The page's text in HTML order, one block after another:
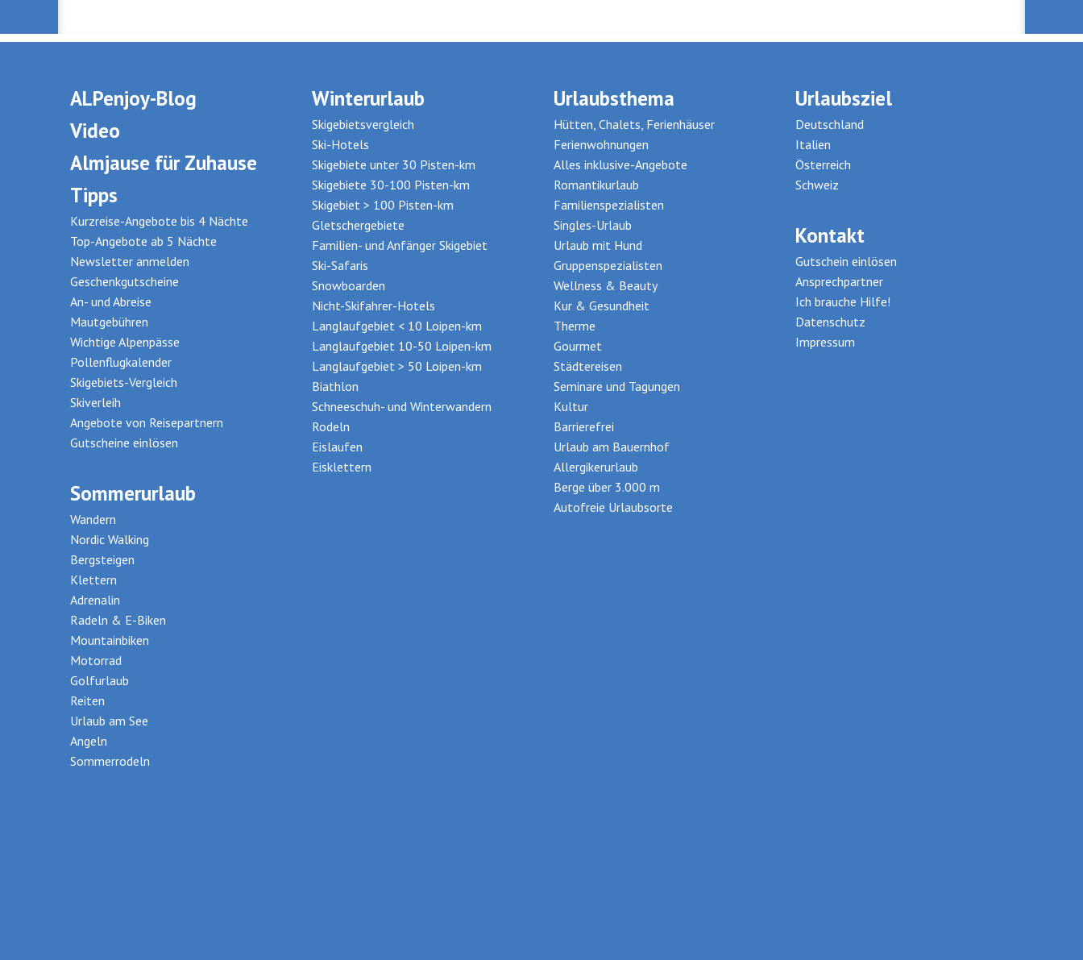
ALPenjoy-Blog
Video
Almjause für Zuhause
Tipps
Kurzreise-Angebote bis 4 Nächte
Top-Angebote ab 5 Nächte
Newsletter anmelden
Geschenkgutscheine
An- und Abreise
Mautgebühren
Wichtige Alpenpässe
Pollenflugkalender
Skigebiets-Vergleich
Skiverleih
Angebote von Reisepartnern
Gutscheine einlösen
Sommerurlaub
Wandern
Nordic Walking
Bergsteigen
Klettern
Adrenalin
Radeln & E-Biken
Mountainbiken
Motorrad
Golfurlaub
Reiten
Urlaub am See
Angeln
Sommerrodeln
Winterurlaub
Skigebietsvergleich
Ski-Hotels
Skigebiete unter 30 Pisten-km
Skigebiete 30-100 Pisten-km
Skigebiet > 100 Pisten-km
Gletschergebiete
Familien- und Anfänger Skigebiet
Ski-Safaris
Snowboarden
Nicht-Skifahrer-Hotels
Langlaufgebiet < 10 Loipen-km
Langlaufgebiet 10-50 Loipen-km
Langlaufgebiet > 50 Loipen-km
Biathlon
Schneeschuh- und Winterwandern
Rodeln
Eislaufen
Eisklettern
Urlaubsthema
Hütten, Chalets, Ferienhäuser
Ferienwohnungen
Alles inklusive-Angebote
Romantikurlaub
Familienspezialisten
Singles-Urlaub
Urlaub mit Hund
Gruppenspezialisten
Wellness & Beauty
Kur & Gesundheit
Therme
Gourmet
Städtereisen
Seminare und Tagungen
Kultur
Barrierefrei
Urlaub am Bauernhof
Allergikerurlaub
Berge über 3.000 m
Autofreie Urlaubsorte
Urlaubsziel
Deutschland
Italien
Österreich
Schweiz
Kontakt
Gutschein einlösen
Ansprechpartner
Ich brauche Hilfe!
Datenschutz
Impressum